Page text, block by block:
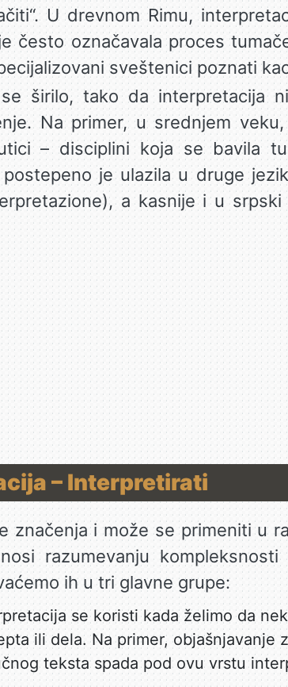
U drevnom Rimu,
često označavala proces
sveštenici poznati kao
širilo, tako da interpretacija
Na primer, u srednjem
– disciplini koja se bavila
je ulazila u druge
a kasnije i u
– Interpretirati
značenja i može se primeniti u
razumevanju
ih u tri glavne grupe:
se koristi kada želimo da
ili dela. Na primer, objašnjavanje
teksta spada pod ovu vrstu